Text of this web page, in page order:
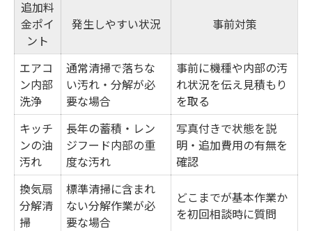
追加料
金ポイ
ント
発生しやすい状況 事前対策
エアコ
ン内部
洗浄
通常清掃で落ちな
い汚れ・分解が必
要な場合
事前に機種や内部の汚
れ状況を伝え見積もり
を取る
キッチ
ンの油
汚れ
長年の蓄積・レン
ジフード内部の重
度な汚れ
写真付きで状態を説
明・追加費用の有無を
確認
換気扇
分解清
掃
標準清掃に含まれ
ない分解作業が必
要な場合
どこまでが基本作業か
を初回相談時に質問